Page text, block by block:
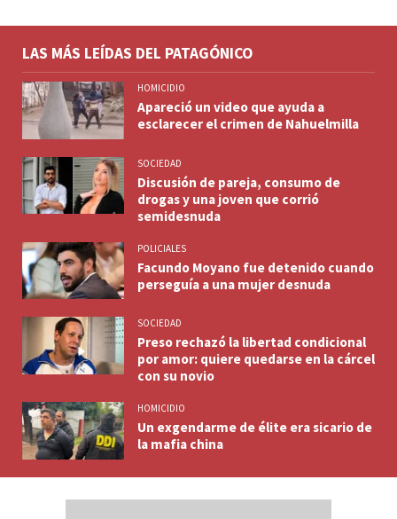
LAS MÁS LEÍDAS DEL PATAGÓNICO
HOMICIDIO
Apareció un video que ayuda a
esclarecer el crimen de Nahuelmilla
SOCIEDAD
Discusión de pareja, consumo de
drogas y una joven que corrió
semidesnuda
POLICIALES
Facundo Moyano fue detenido cuando
perseguía a una mujer desnuda
SOCIEDAD
Preso rechazó la libertad condicional
por amor: quiere quedarse en la cárcel
con su novio
HOMICIDIO
Un exgendarme de élite era sicario de
la mafia china